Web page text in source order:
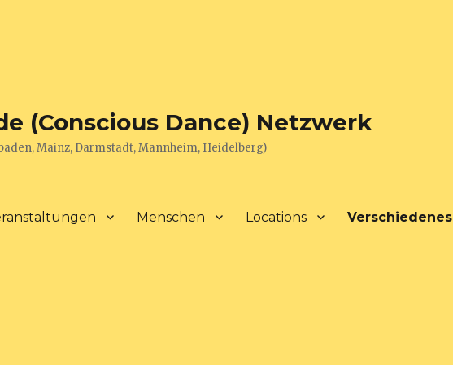
(Conscious Dance) Netzwerk
Mainz, Darmstadt, Mannheim, Heidelberg)
Menschen Locations Verschiedenes